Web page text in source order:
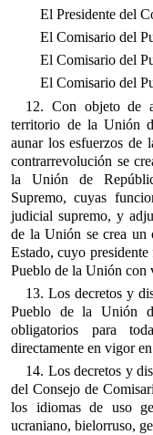
El Presidente del
El Comisario del
El Comisario del
El Comisario del
12. Con objeto de
territorio de la Unión
aunar los esfuerzos de
contrarrevolución se
la Unión de
Supremo, cuyas
judicial supremo, y
de la Unión se crea un
Estado, cuyo
Pueblo de la Unión con
13. Los decretos y
Pueblo de la Unión
obligatorios para
directamente en vigor
14. Los decretos y
del Consejo de
los idiomas de uso
ucraniano, bielorruso,